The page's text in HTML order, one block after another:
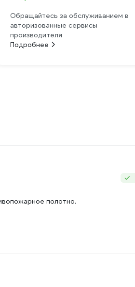
Обращайтесь за обслуживанием в
авторизованные сервисы
производителя
Подробнее
полотно.